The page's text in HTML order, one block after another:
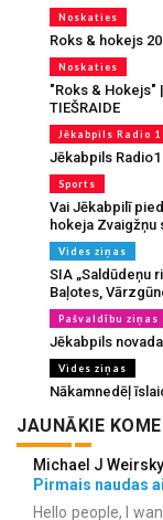
Noskaties
Roks & hokejs
Noskaties
"Roks & Hokejs"
TIEŠRAIDE
Jēkabpils Radio
Jēkabpils
Sports
Vai Jēkabpilī
hokeja Zvaigžņu
Vides ziņas
SIA „Saldūdeņu
Baļotes,
Pašvaldību ziņas
Jēkabpils
Vides ziņas
Nākamnedēļ
JAUNĀKIE
Michael J Weirsky
Pirmais naudas
Hello people, I